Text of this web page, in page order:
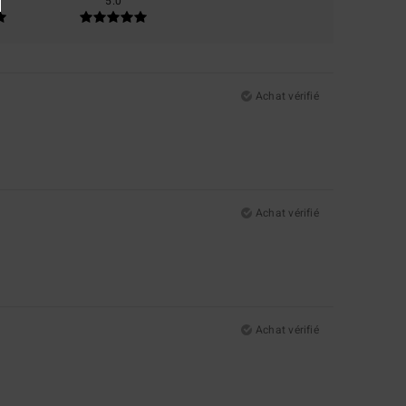
Achat vérifié
Achat vérifié
Achat vérifié